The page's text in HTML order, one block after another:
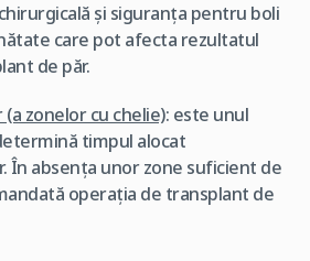
și siguranța pentru boli
care pot afecta rezultatul
de păr.
zonelor cu chelie): este unul
timpul alocat
În absența unor zone suficient de
operația de transplant de